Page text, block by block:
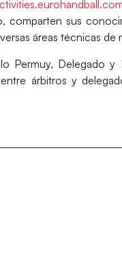
comparten sus
áreas técnicas de
Permuy, Delegado
entre árbitros y